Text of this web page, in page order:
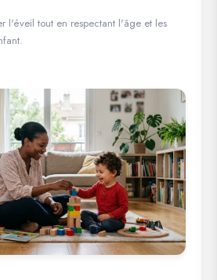
l'éveil tout en respectant l'âge et les